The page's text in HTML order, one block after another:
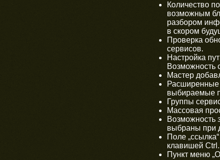
Количество
возможным
разбором
в скором
Проверка
сервисов.
Настройка
Возможность
Мастер
Расширенные
выбираемые
Группы
Массовая
Возможность
выбраны при
Поле
клавишей Ctrl.
Пункт меню